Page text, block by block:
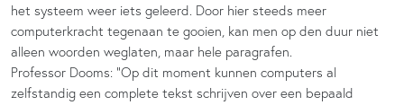
het systeem weer iets geleerd. Door hier steeds meer
computerkracht tegenaan te gooien, kan men op den duur niet
alleen woorden weglaten, maar hele paragrafen.
Professor Dooms: “Op dit moment kunnen computers al
zelfstandig een complete tekst schrijven over een bepaald